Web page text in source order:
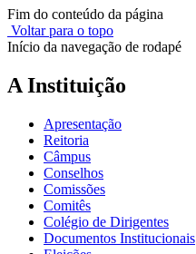
Fim do conteúdo da página
Voltar para o topo
Início da navegação de rodapé
A Instituição
Apresentação
Reitoria
Câmpus
Conselhos
Comissões
Comitês
Colégio de Dirigentes
Documentos Institucionais